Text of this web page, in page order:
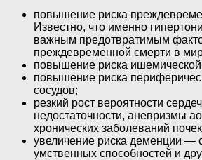
повышение риска
Известно, что именно
важным предотвратимым
преждевременной смерти в
повышение риска ишемической
повышение риска
сосудов;
резкий рост вероятности
недостаточности, аневризмы
хронических заболеваний
увеличение риска деменции —
умственных способностей и